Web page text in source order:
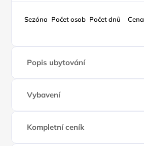
Sezóna Počet osob Počet dnů Cena
Popis ubytování
Vybavení
Kompletní ceník